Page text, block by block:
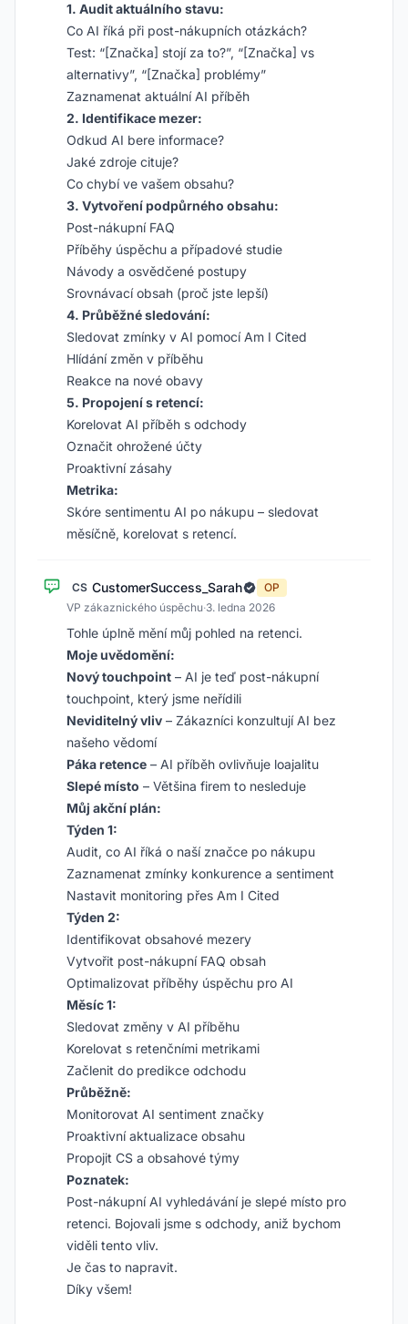
1. Audit aktuálního stavu:
Co AI říká při post-nákupních otázkách?
Test: “[Značka] stojí za to?”, “[Značka] vs
alternativy”, “[Značka] problémy”
Zaznamenat aktuální AI příběh
2. Identifikace mezer:
Odkud AI bere informace?
Jaké zdroje cituje?
Co chybí ve vašem obsahu?
3. Vytvoření podpůrného obsahu:
Post-nákupní FAQ
Příběhy úspěchu a případové studie
Návody a osvědčené postupy
Srovnávací obsah (proč jste lepší)
4. Průběžné sledování:
Sledovat zmínky v AI pomocí Am I Cited
Hlídání změn v příběhu
Reakce na nové obavy
5. Propojení s retencí:
Korelovat AI příběh s odchody
Označit ohrožené účty
Proaktivní zásahy
Metrika:
Skóre sentimentu AI po nákupu – sledovat
měsíčně, korelovat s retencí.
CS CustomerSuccess_Sarah
OP
VP zákaznického úspěchu·3. ledna 2026
Tohle úplně mění můj pohled na retenci.
Moje uvědomění:
Nový touchpoint – AI je teď post-nákupní
touchpoint, který jsme neřídili
Neviditelný vliv – Zákazníci konzultují AI bez
našeho vědomí
Páka retence – AI příběh ovlivňuje loajalitu
Slepé místo – Většina firem to nesleduje
Můj akční plán:
Týden 1:
Audit, co AI říká o naší značce po nákupu
Zaznamenat zmínky konkurence a sentiment
Nastavit monitoring přes Am I Cited
Týden 2:
Identifikovat obsahové mezery
Vytvořit post-nákupní FAQ obsah
Optimalizovat příběhy úspěchu pro AI
Měsíc 1:
Sledovat změny v AI příběhu
Korelovat s retenčními metrikami
Začlenit do predikce odchodu
Průběžně:
Monitorovat AI sentiment značky
Proaktivní aktualizace obsahu
Propojit CS a obsahové týmy
Poznatek:
Post-nákupní AI vyhledávání je slepé místo pro
retenci. Bojovali jsme s odchody, aniž bychom
viděli tento vliv.
Je čas to napravit.
Díky všem!